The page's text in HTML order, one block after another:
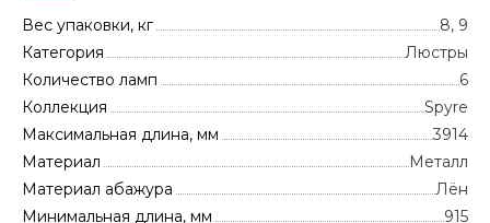
Вес упаковки, кг
8, 9
Категория
Люстры
Количество ламп
6
Коллекция
Spyre
Максимальная длина, мм
3914
Материал
Металл
Материал абажура
Лён
Минимальная длина, мм
915